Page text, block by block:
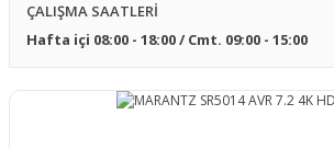
ÇALIŞMA SAATLERİ
Hafta içi 08:00 - 18:00 / Cmt. 09:00 - 15:00